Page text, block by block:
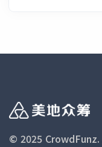
© 2025 CrowdFunz.